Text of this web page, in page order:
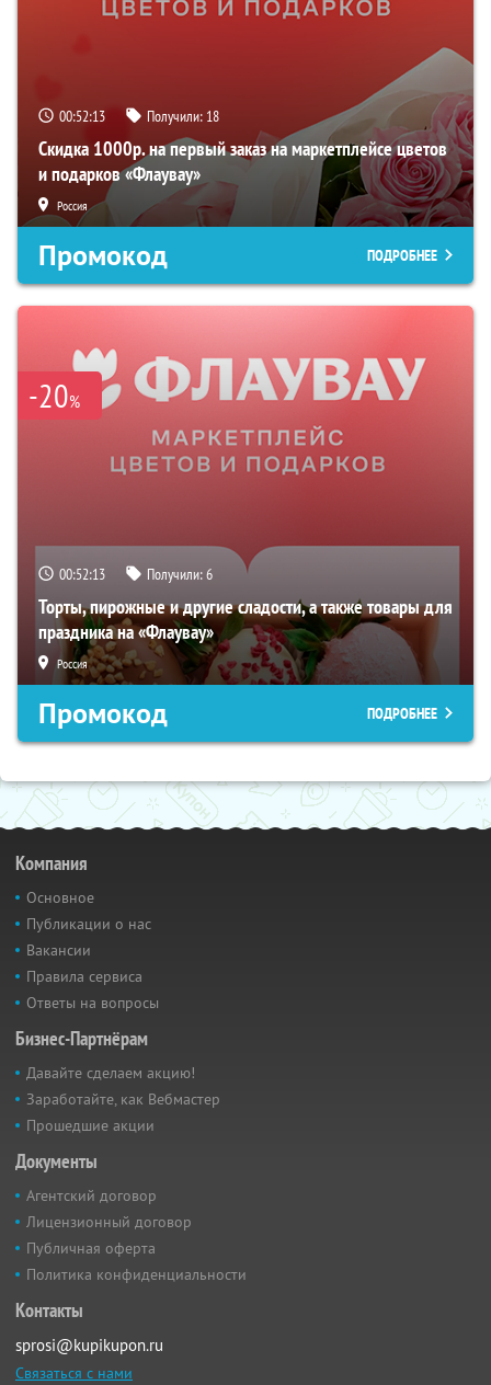
00:52:12 Получили: 18
Скидка 1000р. на первый заказ на маркетплейсе цветов
и подарков «Флаувау»
Россия
Промокод ПОДРОБНЕЕ
-20%
00:52:12 Получили:6
Торты, пирожные и другие сладости, а также товары для
праздника на «Флаувау»
Россия
Промокод ПОДРОБНЕЕ
Компания
Основное
Публикации о нас
Вакансии
Правила сервиса
Ответы на вопросы
Бизнес-Партнёрам
Давайте сделаем акцию!
Заработайте, как Вебмастер
Прошедшие акции
Документы
Агентский договор
Лицензионный договор
Публичная оферта
Политика конфиденциальности
Контакты
sprosi@kupikupon.ru
Связаться с нами